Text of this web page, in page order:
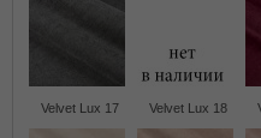
Velvet Lux 17 Velvet Lux 18